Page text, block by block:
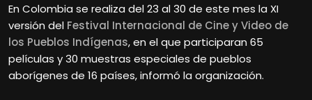
En Colombia se realiza del 23 al 30 de este mes la XI
versión del Festival Internacional de Cine y Video de
los Pueblos Indígenas, en el que participaran 65
películas y 30 muestras especiales de pueblos
aborígenes de 16 países, informó la organización.